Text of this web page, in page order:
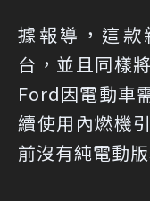
據報導，這款
台，並且同樣
Ford因電動車
續使用內燃機
前沒有純電動